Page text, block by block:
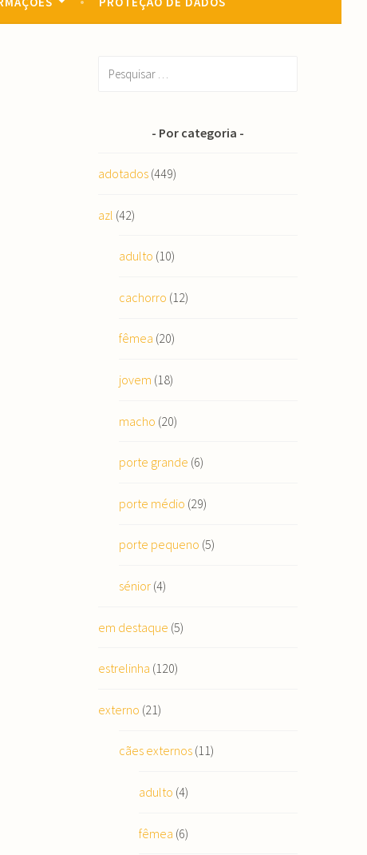
Por categoria
adotados (449)
azl (42)
adulto (10)
cachorro (12)
fêmea (20)
jovem (18)
macho (20)
porte grande (6)
porte médio (29)
porte pequeno (5)
sénior(4)
em destaque (5)
estrelinha (120)
externo (21)
cães externos(11)
adulto (4)
fêmea (6)